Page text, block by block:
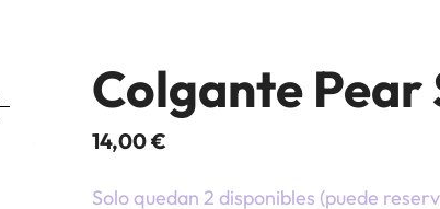
Colgante
14,00€
Solo quedan 2 disponibles (puede